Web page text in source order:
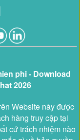
phi - Download
2026
Website này được
hàng truy cập tại
cứ trách nhiệm nào